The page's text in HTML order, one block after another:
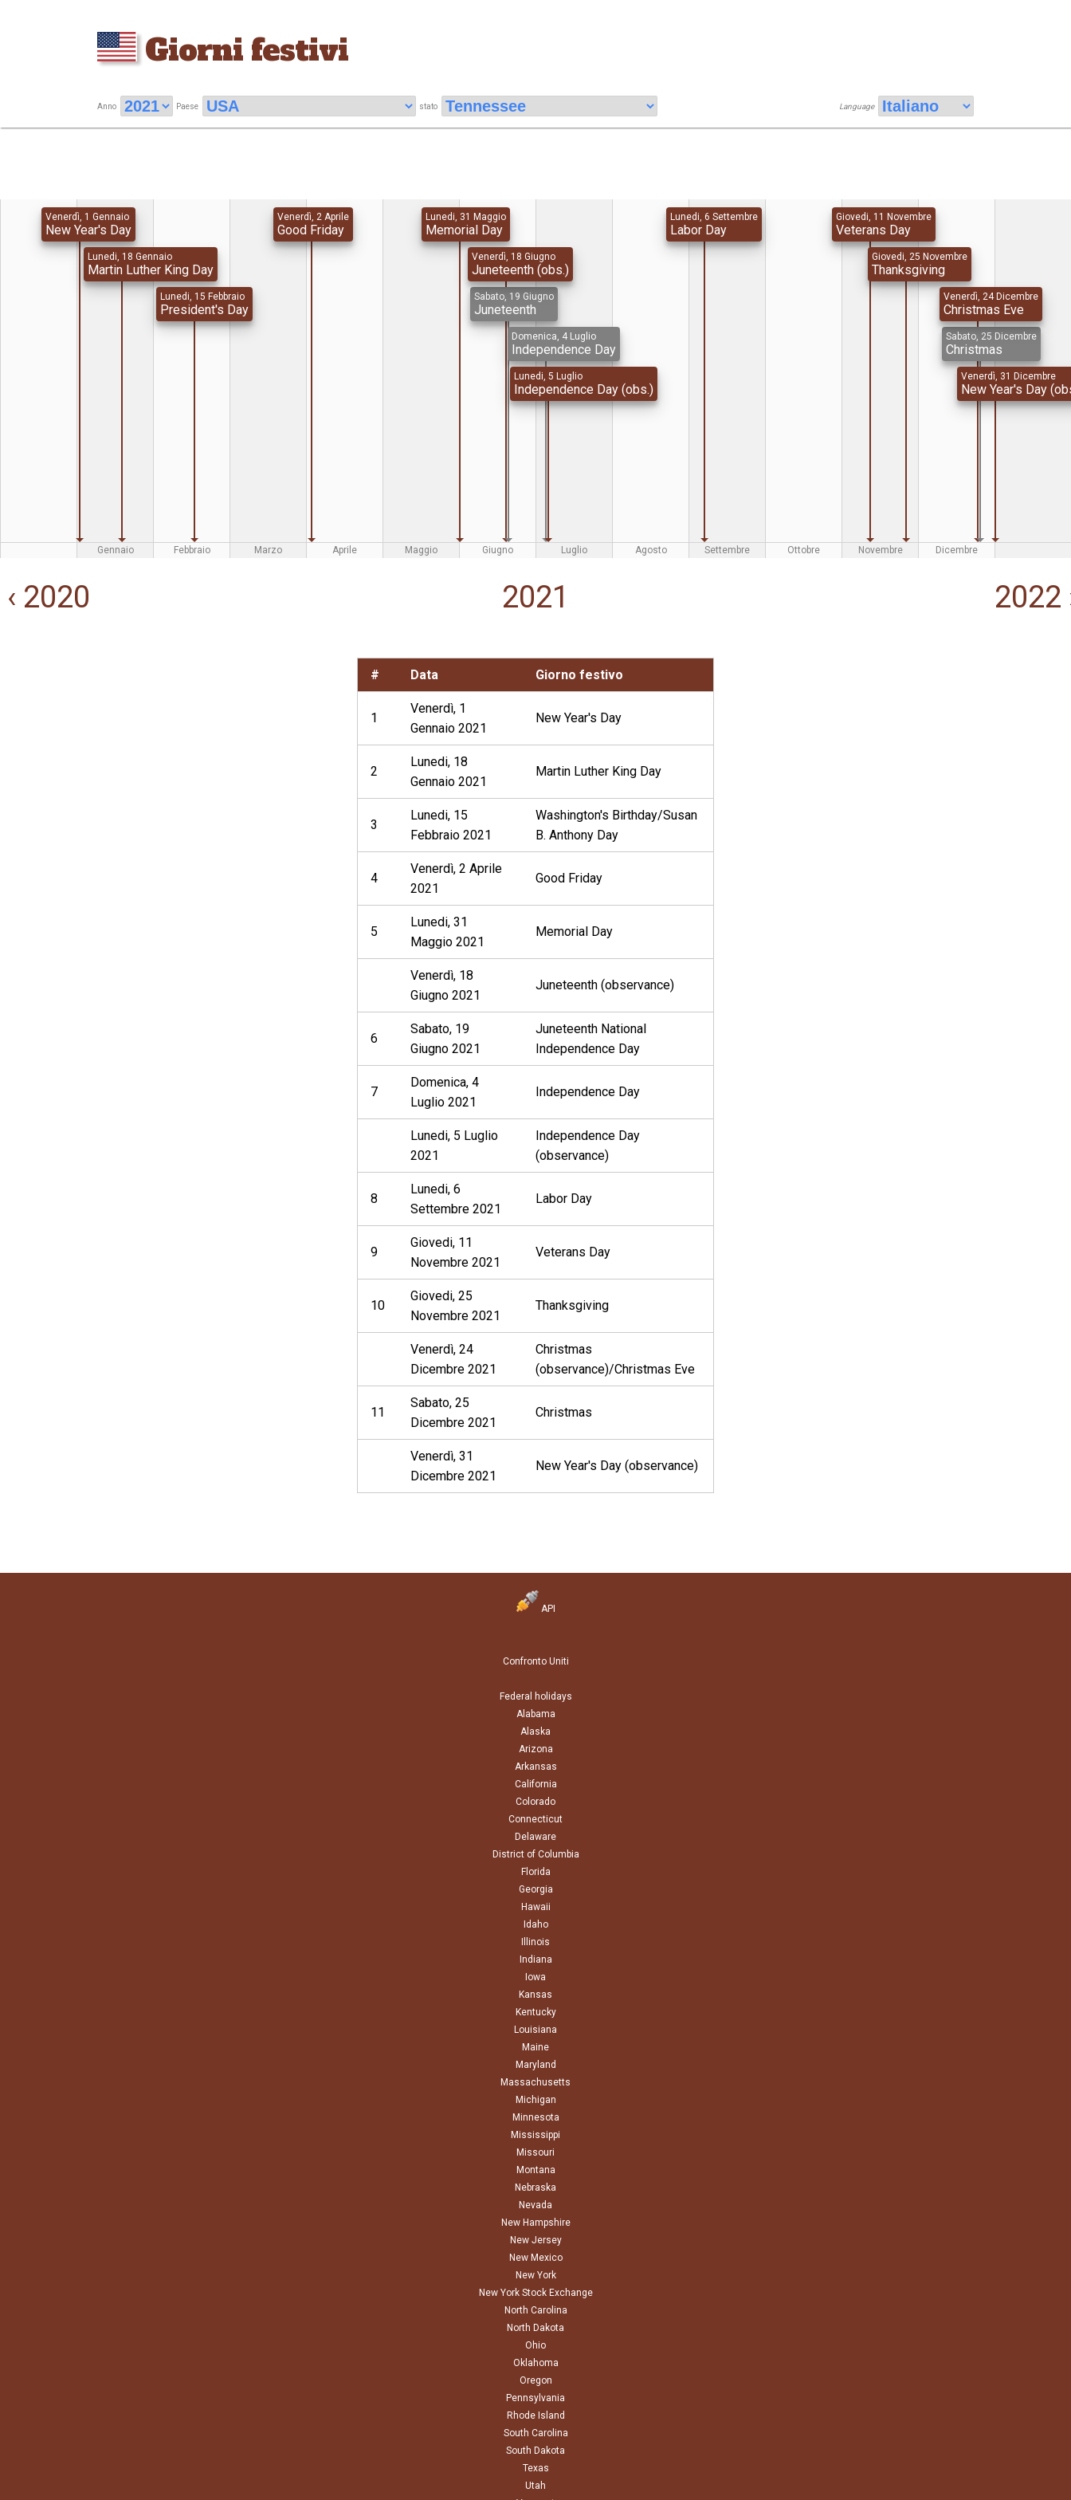
Giorni festivi
Anno Paese stato Language
Venerdì, 1 Gennaio
New Year's Day
Lunedi, 18 Gennaio
Martin Luther King Day
Lunedi, 15 Febbraio
President's Day
Venerdì, 2 Aprile
Good Friday
Lunedi, 31 Maggio
Memorial Day
Venerdì, 18 Giugno
Juneteenth (obs.)
Sabato, 19 Giugno
Juneteenth
Domenica, 4 Luglio
Independence Day
Lunedi, 5 Luglio
Independence Day (obs.)
Lunedi, 6 Settembre
Labor Day
Giovedi, 11 Novembre
Veterans Day
Giovedi, 25 Novembre
Thanksgiving
Venerdì, 24 Dicembre
Christmas Eve
Sabato, 25 Dicembre
Christmas
Venerdì, 31 Dicembre
New Year's Day
Gennaio Febbraio Marzo Aprile Maggio Giugno Luglio Agosto Settembre Ottobre Novembre Dicembre
‹ 2020 2021 2022
# Data Giorno festivo
1
Venerdì, 1
Gennaio 2021
New Year's Day
2
Lunedi, 18
Gennaio 2021
Martin Luther King Day
3
Lunedi, 15
Febbraio 2021
Washington's Birthday/Susan
B. Anthony Day
4
Venerdì, 2 Aprile
2021
Good Friday
5
Lunedi, 31
Maggio 2021
Memorial Day
Venerdì, 18
Giugno 2021
Juneteenth (observance)
6
Sabato, 19
Giugno 2021
Juneteenth National
Independence Day
7
Domenica, 4
Luglio 2021
Independence Day
Lunedi, 5 Luglio
2021
Independence Day
(observance)
8
Lunedi, 6
Settembre 2021
Labor Day
9
Giovedi, 11
Novembre 2021
Veterans Day
10
Giovedi, 25
Novembre 2021
Thanksgiving
Venerdì, 24
Dicembre 2021
Christmas
(observance)/Christmas Eve
11
Sabato, 25
Dicembre 2021
Christmas
Venerdì, 31
Dicembre 2021
New Year's Day (observance)
API
Confronto Uniti
Federal holidays
Alabama
Alaska
Arizona
Arkansas
California
Colorado
Connecticut
Delaware
District of Columbia
Florida
Georgia
Hawaii
Idaho
Illinois
Indiana
Iowa
Kansas
Kentucky
Louisiana
Maine
Maryland
Massachusetts
Michigan
Minnesota
Mississippi
Missouri
Montana
Nebraska
Nevada
New Hampshire
New Jersey
New Mexico
New York
New York Stock Exchange
North Carolina
North Dakota
Ohio
Oklahoma
Oregon
Pennsylvania
Rhode Island
South Carolina
South Dakota
Texas
Utah